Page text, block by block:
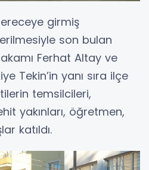
girmiş
son bulan
Ferhat Altay ve
Tekin’in yanı sıra ilçe
temsilcileri,
yakınları, öğretmen,
katıldı.